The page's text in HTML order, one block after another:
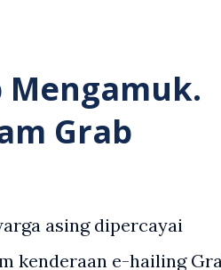
Mengamuk.
Grab
asing dipercayai
kenderaan e-hailing